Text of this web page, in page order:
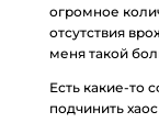
огромное
отсутствия
меня такой
Есть какие-то
подчинить